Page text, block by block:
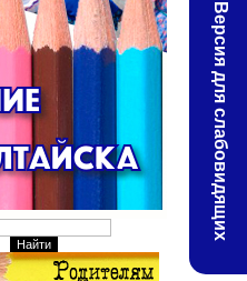
Версия для слабовидящих